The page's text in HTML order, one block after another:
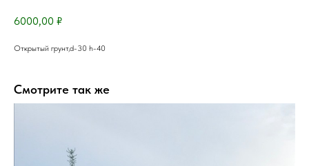
6000,00 ₽
Открытый грунт,d-30 h-40
Смотрите так же